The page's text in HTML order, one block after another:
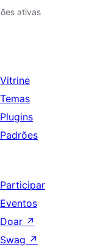
ativas
Vitrine
Temas
Plugins
Padrões
Participar
Eventos
Doar ↗
Swag ↗